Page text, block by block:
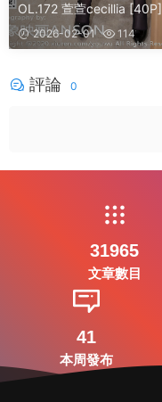
OL.172 萱萱cecillia [40P]
2026-02-01 114
評論 0
31965
文章數目
41
本周發布